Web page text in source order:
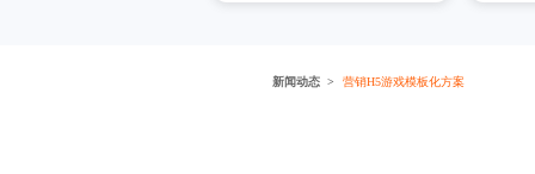
新闻动态 营销H5游戏模板化方案